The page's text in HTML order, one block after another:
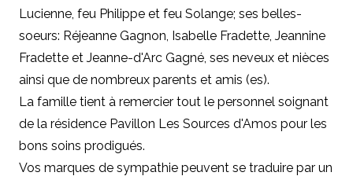
Lucienne, feu Philippe et feu Solange; ses belles-
soeurs: Réjeanne Gagnon, Isabelle Fradette, Jeannine
Fradette et Jeanne-d'Arc Gagné, ses neveux et nièces
ainsi que de nombreux parents et amis (es).
La famille tient à remercier tout le personnel soignant
de la résidence Pavillon Les Sources d'Amos pour les
bons soins prodigués.
Vos marques de sympathie peuvent se traduire par un